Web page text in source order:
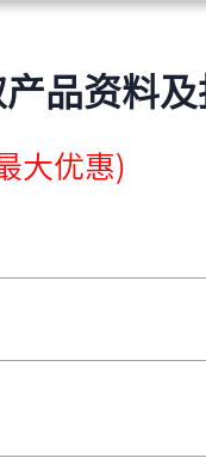
品资料
大优惠)